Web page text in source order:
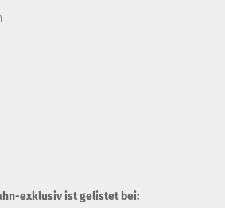
exklusiv ist gelistet bei: